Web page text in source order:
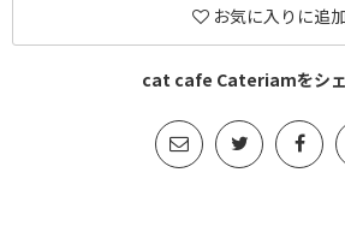
お気に入りに追
cat cafe Cateriamをシ